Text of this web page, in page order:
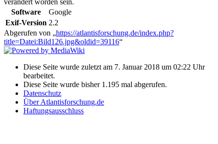
verändert worden sein.
Software
Google
Exif-Version 2.2
Abgerufen von „https://atlantisforschung.de/index.php?
title=Datei:Bild126.jpg&oldid=39116“
Diese Seite wurde zuletzt am 7. Januar 2018 um 02:22 Uhr
bearbeitet.
Diese Seite wurde bisher 1.195 mal abgerufen.
Datenschutz
Über Atlantisforschung.de
Haftungsausschluss